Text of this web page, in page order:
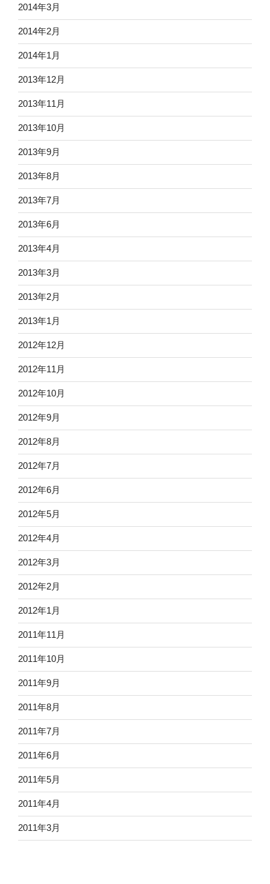
2014年3月
2014年2月
2014年1月
2013年12月
2013年11月
2013年10月
2013年9月
2013年8月
2013年7月
2013年6月
2013年4月
2013年3月
2013年2月
2013年1月
2012年12月
2012年11月
2012年10月
2012年9月
2012年8月
2012年7月
2012年6月
2012年5月
2012年4月
2012年3月
2012年2月
2012年1月
2011年11月
2011年10月
2011年9月
2011年8月
2011年7月
2011年6月
2011年5月
2011年4月
2011年3月